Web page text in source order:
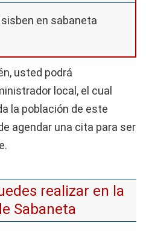
usted podrá
local, el cual
la población de este
agendar una cita para ser
realizar en la
Sabaneta